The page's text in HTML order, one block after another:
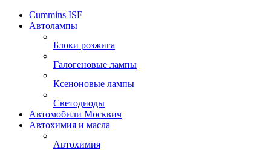
Cummins ISF
Автолампы
Блоки розжига
Галогеновые лампы
Ксеноновые лампы
Светодиоды
Автомобили Москвич
Автохимия и масла
Автохимия